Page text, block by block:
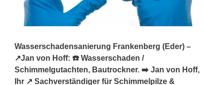
Wasserschadensanierung Frankenberg (Eder) –
↗️Jan von Hoff: ☎️ Wasserschaden /
Schimmelgutachten, Bautrockner. ➡️ Jan von Hoff,
Ihr ↗️ Sachverständiger für Schimmelpilze &